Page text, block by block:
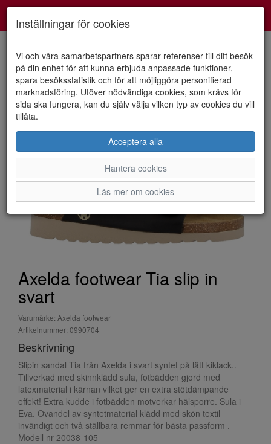
HEM AXELDA FOOTWEAR
Axelda footwear Tia slip in
svart
Varumärke: Axelda footwear
Artikelnummer: 0990704
Beskrivning
Slipin sandal Tia från Axelda i svart syntet på lätt kiklack..
Tillverkad med skinnklädd sula, fotbädden gjord med
latexmaterial i kärnan vilket ger en extra stötdämpande
effekt! Extra kudde i fotbädden motverkar hälsporre. Sula i
Eva. Ovandel av syntetmaterial klädd med skön textil
invändigt och två ställbara remmar för bästa passform .
Modell nr 20038-105
Inställningar för cookies
Vi och våra samarbetspartners sparar referenser till ditt besök
på din enhet för att kunna erbjuda anpassade funktioner,
spara besöksstatistik och för att möjliggöra personifierad
marknadsföring. Utöver nödvändiga cookies, som krävs för
sida ska fungera, kan du själv välja vilken typ av cookies du vill
tillåta.
Acceptera alla
Hantera cookies
Läs mer om cookies